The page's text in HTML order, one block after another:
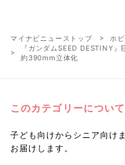
マイナビニューストップ ホビ
『ガンダムSEED DESTINY
約390mm立体化
このカテゴリーについて
子ども向けからシニア向け
お届けします。